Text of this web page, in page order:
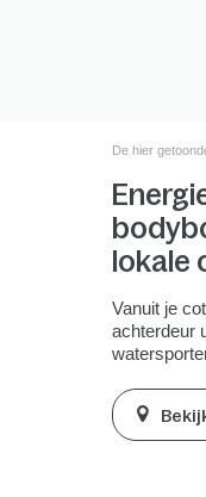
De hier
lokale
Vanuit je
achterdeur